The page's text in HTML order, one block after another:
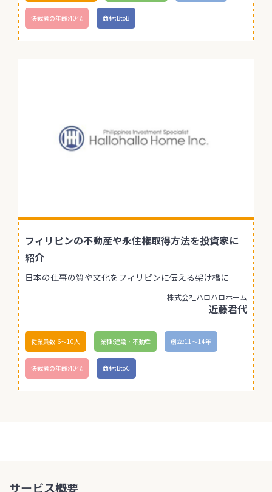
決裁者の年齢:40代 商材:BtoB
フィリピンの不動産や永住権取得方法を投資家に
紹介
日本の仕事の質や文化をフィリピンに伝える架け橋に
株式会社ハロハロホーム
近藤君代
従業員数:6～10人 業種:建設・不動産 創立:11〜14年
決裁者の年齢:40代 商材:BtoC
サービス概要